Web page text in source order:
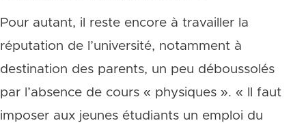
Pour autant, il reste encore à travailler la
réputation de l’université, notamment à
destination des parents, un peu déboussolés
par l’absence de cours « physiques ». « Il faut
imposer aux jeunes étudiants un emploi du